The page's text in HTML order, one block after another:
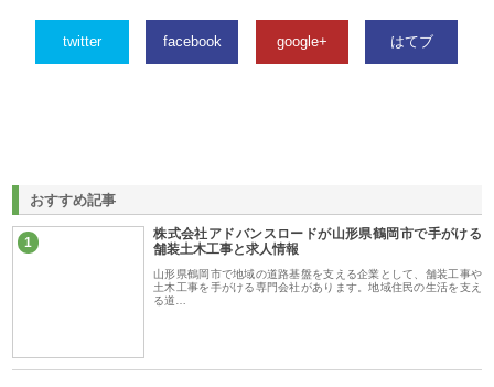
twitter facebook google+ はてブ
おすすめ記事
1
株式会社アドバンスロードが山形県鶴岡市で手がける
舗装土木工事と求人情報
山形県鶴岡市で地域の道路基盤を支える企業として、舗装工事や
土木工事を手がける専門会社があります。地域住民の生活を支え
る道…